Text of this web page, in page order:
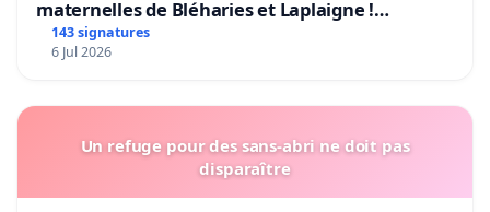
maternelles de Bléharies et Laplaigne !
Préservons la stabilité de nos enfants.
143 signatures
6 Jul 2026
Un refuge pour des sans-abri ne doit pas
disparaître